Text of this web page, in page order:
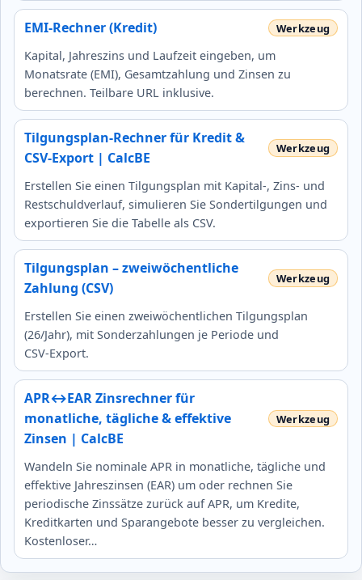
EMI-Rechner (Kredit)
Kapital, Jahreszins und Laufzeit eingeben, um
Monatsrate (EMI), Gesamtzahlung und Zinsen zu
berechnen. Teilbare URL inklusive.
Tilgungsplan-Rechner für Kredit &
CSV-Export | CalcBE
Erstellen Sie einen Tilgungsplan mit Kapital-, Zins- und
Restschuldverlauf, simulieren Sie Sondertilgungen und
exportieren Sie die Tabelle als CSV.
Tilgungsplan – zweiwöchentliche
Zahlung (CSV)
Erstellen Sie einen zweiwöchentlichen Tilgungsplan
(26/Jahr), mit Sonderzahlungen je Periode und
CSV‑Export.
APR↔EAR Zinsrechner für
monatliche, tägliche & effektive
Zinsen | CalcBE
Wandeln Sie nominale APR in monatliche, tägliche und
effektive Jahreszinsen (EAR) um oder rechnen Sie
periodische Zinssätze zurück auf APR, um Kredite,
Kreditkarten und Sparangebote besser zu vergleichen.
Kostenloser…